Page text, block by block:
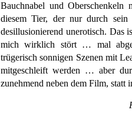
Bauchnabel und
diesem Tier, der nur durch
desillusionierend unerotisch. Das
mich wirklich stört … mal
trügerisch sonnigen Szenen mit
mitgeschleift werden … aber
zunehmend neben dem Film, statt